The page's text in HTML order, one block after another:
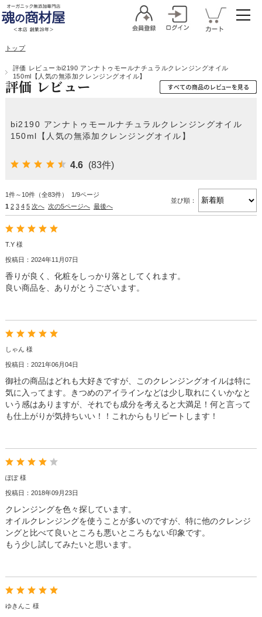
トップ
評価 レビュー:bi2190 アンナトゥモールナチュラルクレンジングオイル
150ml【人気の無添加クレンジングオイル】
評価 レビュー
bi2190 アンナトゥモールナチュラルクレンジングオイル
150ml【人気の無添加クレンジングオイル】
4.6 (83件)
1件～10件（全83件） 1/9ページ
1 2 3 4 5 次へ 次の5ページへ 最後へ
並び順：
T.Y 様
投稿日：2024年11月07日
香りが良く、化粧をしっかり落としてくれます。
良い商品を、ありがとうございます。
しゃん 様
投稿日：2021年06月04日
御社の商品はどれも大好きですが、このクレンジングオイルは特に
気に入ってます。きつめのアイラインなどは少し取れにくいかなと
いう感はありますが、それでも成分を考えると大満足！何と言って
も仕上がりが気持ちいい！！これからもリピートします！
ぽぽ 様
投稿日：2018年09月23日
クレンジングを色々探しています。
オイルクレンジングを使うことが多いのですが、特に他のクレンジ
ングと比べて良いところも悪いところもない印象です。
もう少し試してみたいと思います。
ゆきんこ 様